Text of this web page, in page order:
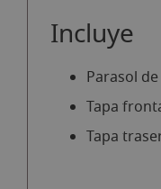
Incluye
Parasol
Tapa
Tapa